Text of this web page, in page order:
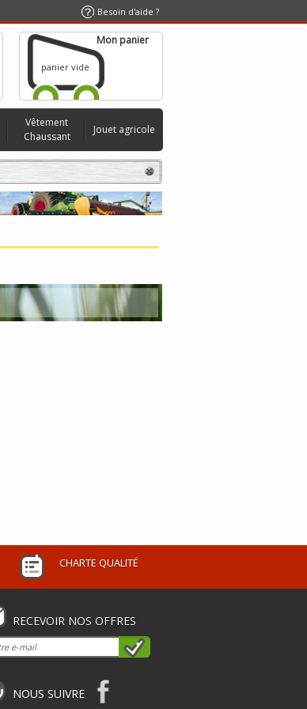
Besoin d'aide ?
Mon panier
panier vide
Vêtement
Chaussant
Jouet agricole
CHARTE QUALITÉ
RECEVOIR NOS OFFRES
NOUS SUIVRE